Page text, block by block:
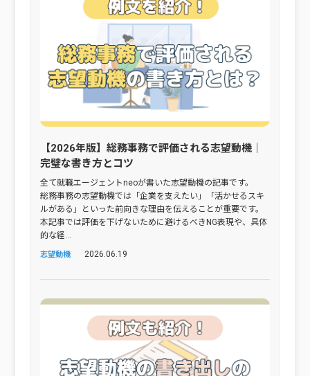
【2026年版】総務事務で評価される志望動機｜
完璧な書き方とコツ
全て就職エージェントneoが書いた志望動機の記事です。
総務事務の志望動機では「企業を支えたい」「活かせるスキ
ルがある」といった前向きな理由を伝えることが重要です。
本記事では評価を下げないために避けるべきNG表現や、具体
的な経...
志望動機 2026.06.19